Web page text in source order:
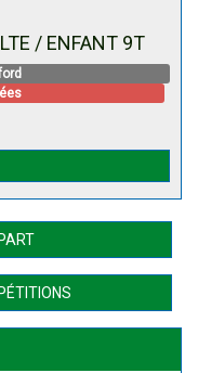
/ ENFANT 9T